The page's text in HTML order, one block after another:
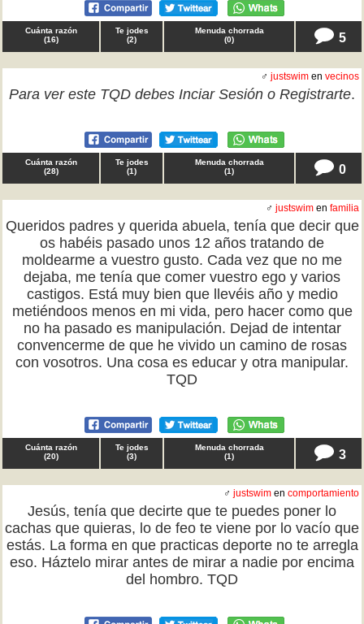
Cuánta razón
(16)
Te jodes
(2)
Menuda chorrada
(0) 5
♂ justswim en vecinos
Para ver este TQD debes Inciar Sesión o Registrarte.
Cuánta razón
(28)
Te jodes
(1)
Menuda chorrada
(1) 0
♂ justswim en familia
Queridos padres y querida abuela, tenía que decir que
os habéis pasado unos 12 años tratando de
moldearme a vuestro gusto. Cada vez que no me
dejaba, me tenía que comer vuestro ego y varios
castigos. Está muy bien que llevéis año y medio
metiéndoos menos en mi vida, pero hacer como que
no ha pasado es manipulación. Dejad de intentar
convencerme de que he vivido un camino de rosas
con vosotros. Una cosa es educar y otra manipular.
TQD
Cuánta razón
(20)
Te jodes
(3)
Menuda chorrada
(1) 3
♂ justswim en comportamiento
Jesús, tenía que decirte que te puedes poner lo
cachas que quieras, lo de feo te viene por lo vacío que
estás. La forma en que practicas deporte no te arregla
eso. Háztelo mirar antes de mirar a nadie por encima
del hombro. TQD